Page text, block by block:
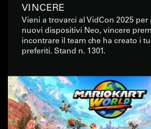
VINCERE
Vieni a trovarci al VidCon 2025 per
nuovi dispositivi Neo, vincere
incontrare il team che ha creato i
preferiti. Stand n. 1301.